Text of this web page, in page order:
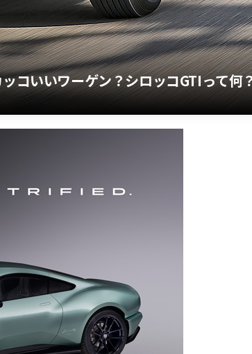
コいいワーゲン？シロッコGTIって何